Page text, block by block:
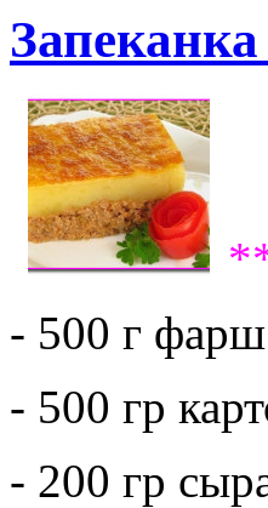
- 500 г
- 500 гр
- 200 гр